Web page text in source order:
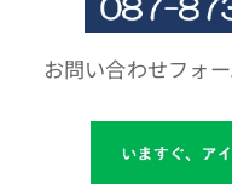
🌐 お問い合わせフォ